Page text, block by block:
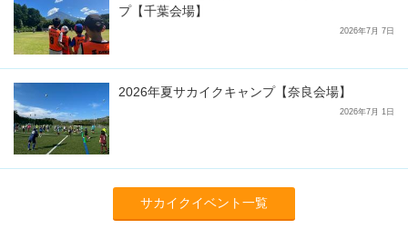
プ【千葉会場】
2026年7月 7日
2026年夏サカイクキャンプ【奈良会場】
2026年7月 1日
サカイクイベント一覧